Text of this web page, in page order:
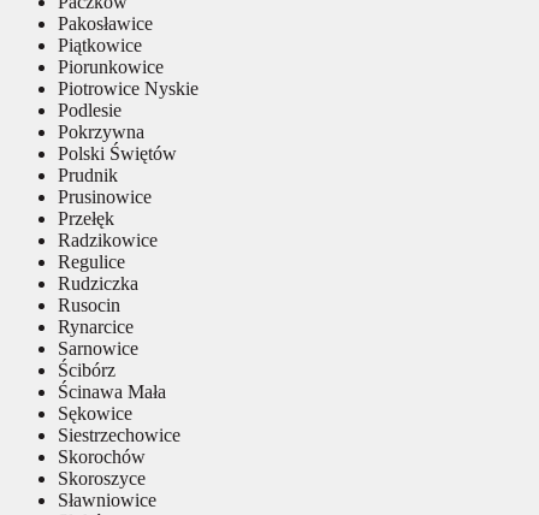
Pakosławice
Piątkowice
Piorunkowice
Piotrowice Nyskie
Podlesie
Pokrzywna
Polski Świętów
Prudnik
Prusinowice
Przełęk
Radzikowice
Regulice
Rudziczka
Rusocin
Rynarcice
Sarnowice
Ścibórz
Ścinawa Mała
Sękowice
Siestrzechowice
Skorochów
Skoroszyce
Sławniowice